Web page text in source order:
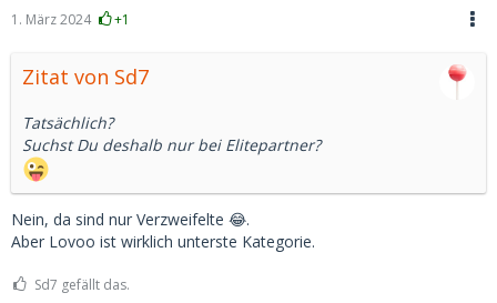
1. März 2024 +1
Zitat von Sd7
Tatsächlich?
Suchst Du deshalb nur bei Elitepartner?
Nein, da sind nur Verzweifelte 😂.
Aber Lovoo ist wirklich unterste Kategorie.
Sd7 gefällt das.